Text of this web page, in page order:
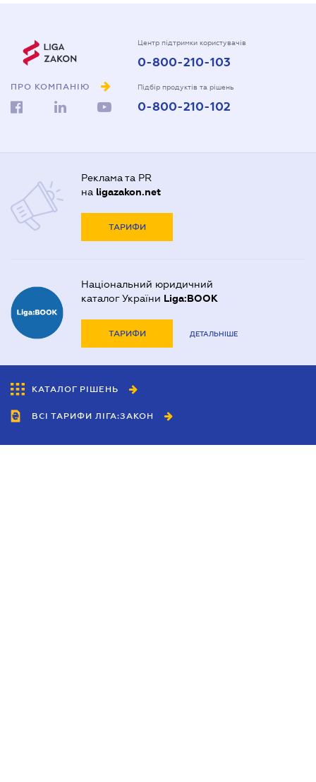
ПРО КОМПАНІЮ
Центр підтримки користувачів
0-800-210-103
Підбір продуктів та рішень
0-800-210-102
Реклама та PR
на ligazakon.net
ТАРИФИ
Національний юридичний
каталог України Liga:BOOK
ТАРИФИ ДЕТАЛЬНІШЕ
КАТАЛОГ РІШЕНЬ
ВСІ ТАРИФИ ЛІГА:ЗАКОН